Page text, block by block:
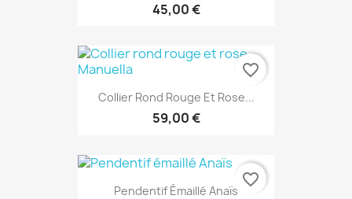
45,00 €
Collier Rond Rouge Et Rose...
59,00 €
favorite_border
Pendentif Émaillé Anaïs
favorite_border